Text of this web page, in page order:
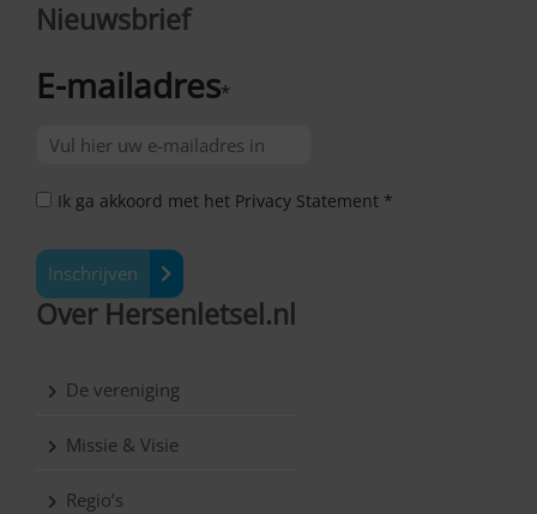
Nieuwsbrief
E-mailadres*
Ik ga akkoord met het Privacy Statement *
Inschrijven
Over Hersenletsel.nl
De vereniging
Missie & Visie
Regio’s